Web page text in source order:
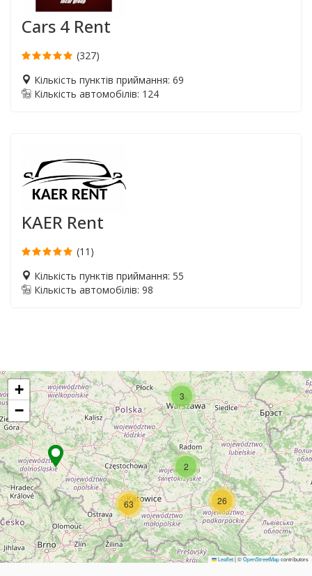
Cars 4 Rent
(327)
Кількість пунктів приймання: 69
Кількість автомобілів: 124
KAER Rent
(11)
Кількість пунктів приймання: 55
Кількість автомобілів: 98
3
26
2
63
+
−
Leaflet|©OpenStreetMapcontributors